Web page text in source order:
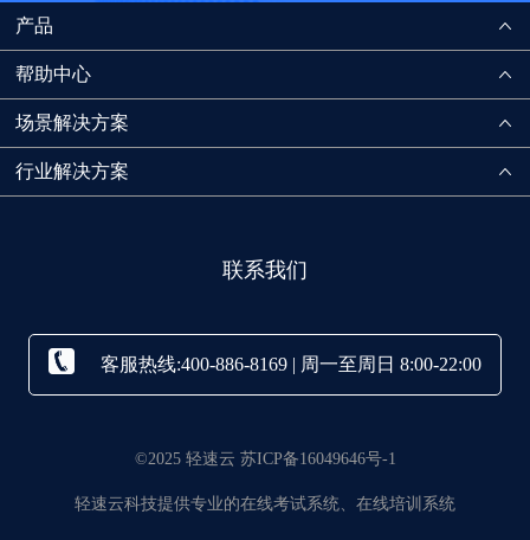
产品
帮助中心
场景解决方案
行业解决方案
联系我们
客服热线:400-886-8169 | 周一至周日 8:00-22:00
©2025 轻速云 苏ICP备16049646号-1
轻速云科技提供专业的在线考试系统、在线培训系统